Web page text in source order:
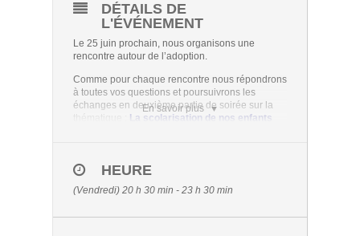
En savoir plus
DÉTAILS DE
L'ÉVÉNEMENT
Le 25 juin prochain, nous organisons une
rencontre autour de l’adoption.
Comme pour chaque rencontre nous répondrons
à toutes vos questions et poursuivrons les
échanges en deuxième partie de soirée sur la
La scolarisation de nos enfants
Plus d’informations sur nos actions, sur notre
autour de l’adoption se déroulera en visio
HEURE
(Vendredi) 20 h 30 min - 23 h 30 min